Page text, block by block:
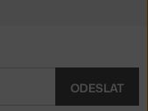
ODESLAT